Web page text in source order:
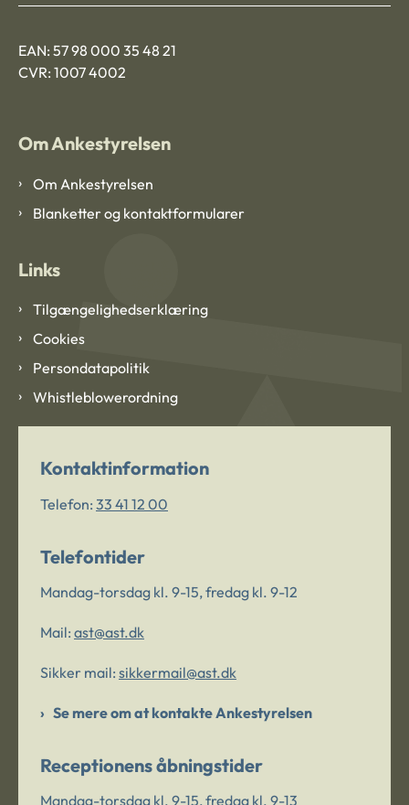
EAN: 57 98 000 35 48 21
CVR: 1007 4002
Om Ankestyrelsen
Om Ankestyrelsen
Blanketter og kontaktformularer
Links
Tilgængelighedserklæring
Cookies
Persondatapolitik
Whistleblowerordning
Kontaktinformation
Telefon: 33 41 12 00
Telefontider
Mandag-torsdag kl. 9-15, fredag kl. 9-12
Mail: ast@ast.dk
Sikker mail: sikkermail@ast.dk
Se mere om at kontakte Ankestyrelsen
Receptionens åbningstider
Mandag-torsdag kl. 9-15, fredag kl. 9-13